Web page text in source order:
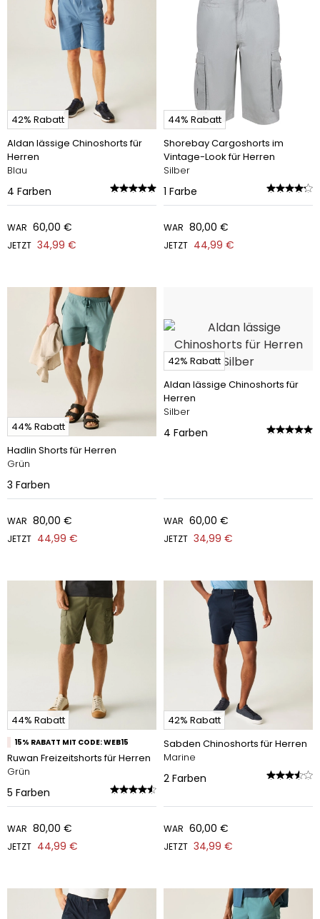
42% Rabatt
Aldan lässige Chinoshorts für
Herren
Blau
4 Farben
WAR 60,00 €
JETZT 34,99 €
44% Rabatt
Shorebay Cargoshorts im
Vintage-Look für Herren
Silber
1 Farbe
WAR 80,00 €
JETZT 44,99 €
44% Rabatt
Hadlin Shorts für Herren
Grün
3 Farben
WAR 80,00 €
JETZT 44,99 €
42% Rabatt
Aldan lässige Chinoshorts für
Herren
Silber
4 Farben
WAR 60,00 €
JETZT 34,99 €
44% Rabatt
15% RABATT MIT CODE: WEB15
Ruwan Freizeitshorts für Herren
Grün
5 Farben
WAR 80,00 €
JETZT 44,99 €
42% Rabatt
Sabden Chinoshorts für Herren
Marine
2 Farben
WAR 60,00 €
JETZT 34,99 €